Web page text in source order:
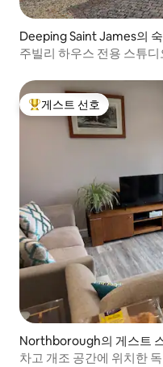
Deeping Saint James의
주빌리 하우스 전용 스튜디
상위 게스트 선호
게스트 선호
Northborough의 게스트
차고 개조 공간에 위치한